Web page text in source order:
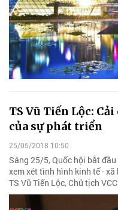
TS Vũ Tiến Lộc:
của sự phát triển
25/05/2018 10:50
Sáng 25/5, Quốc hội bắt
xem xét tình hình kinh tế -
TS Vũ Tiến Lộc, Chủ tịch